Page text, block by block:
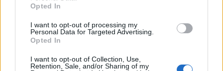
Opted In
I want to opt-out of processing my
Personal Data for Targeted Advertising.
Opted In
I want to opt-out of Collection, Use,
Retention, Sale, and/or Sharing of my